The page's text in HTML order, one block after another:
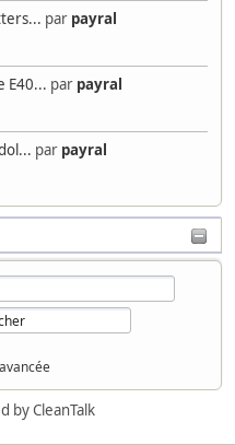
par payral
E40... par payral
par payral
by CleanTalk